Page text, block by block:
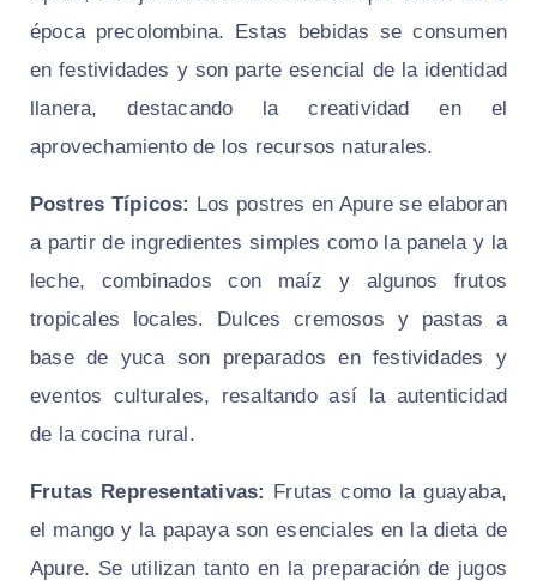
época precolombina. Estas bebidas se consumen
en festividades y son parte esencial de la identidad
llanera, destacando la creatividad en el
aprovechamiento de los recursos naturales.
Postres Típicos: Los postres en Apure se elaboran
a partir de ingredientes simples como la panela y la
leche, combinados con maíz y algunos frutos
tropicales locales. Dulces cremosos y pastas a
base de yuca son preparados en festividades y
eventos culturales, resaltando así la autenticidad
de la cocina rural.
Frutas Representativas: Frutas como la guayaba,
el mango y la papaya son esenciales en la dieta de
Apure. Se utilizan tanto en la preparación de jugos